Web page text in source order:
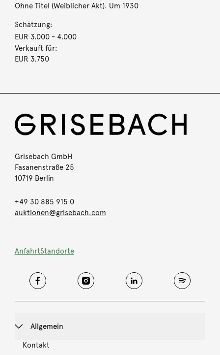
Ohne Titel (Weiblicher Akt). Um 1930
Schätzung:
EUR 3.000- 4.000
Verkauft für:
EUR 3.750
Grisebach GmbH
Fasanenstraße 25
10719 Berlin
+49 30 885 915 0
auktionen@grisebach.com
AnfahrtStandorte
Allgemein
Kontakt